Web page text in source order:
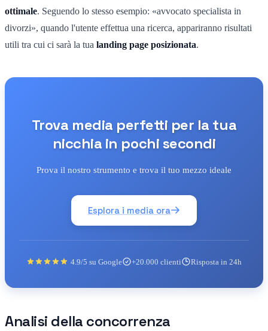
ottimale. Seguendo lo stesso esempio: «avvocato specialista in
divorzi», quando l'utente effettua una ricerca, appariranno risultati
utili tra cui ci sarà la tua landing page posizionata.
Trova media perfetti per la tua
nicchia in pochi secondi
Prova il nostro strumento e trova il tuo mezzo ideale
Esplora i media ora
4.9/5 su Google +20.000 clienti Risposta in 24h
Analisi della concorrenza